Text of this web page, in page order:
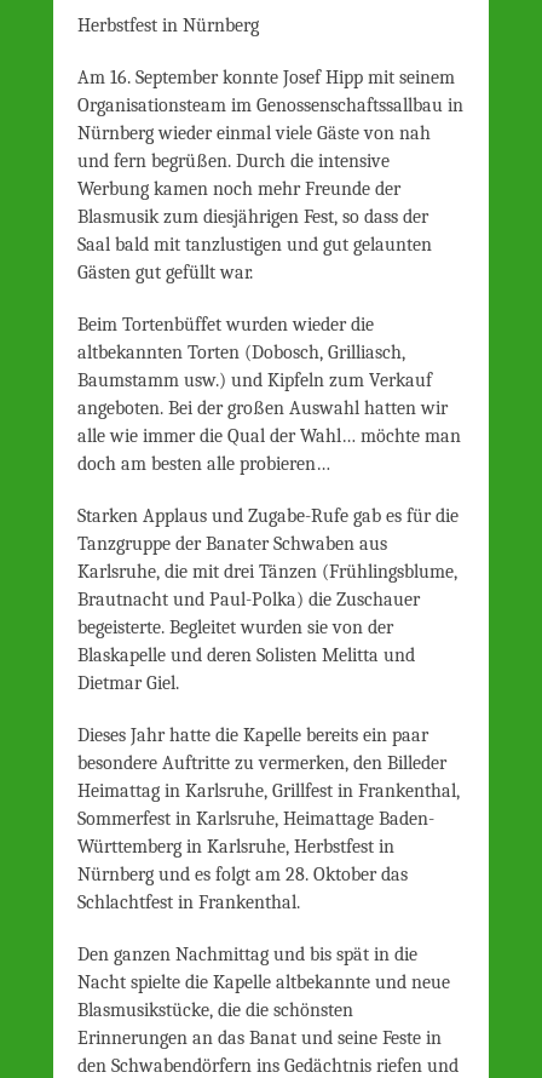
Herbstfest in Nürnberg
Am 16. September konnte Josef Hipp mit seinem
Organisationsteam im Genossenschaftssallbau in
Nürnberg wieder einmal viele Gäste von nah
und fern begrüßen. Durch die intensive
Werbung kamen noch mehr Freunde der
Blasmusik zum diesjährigen Fest, so dass der
Saal bald mit tanzlustigen und gut gelaunten
Gästen gut gefüllt war.
Beim Tortenbüffet wurden wieder die
altbekannten Torten (Dobosch, Grilliasch,
Baumstamm usw.) und Kipfeln zum Verkauf
angeboten. Bei der großen Auswahl hatten wir
alle wie immer die Qual der Wahl… möchte man
doch am besten alle probieren…
Starken Applaus und Zugabe-Rufe gab es für die
Tanzgruppe der Banater Schwaben aus
Karlsruhe, die mit drei Tänzen (Frühlingsblume,
Brautnacht und Paul-Polka) die Zuschauer
begeisterte. Begleitet wurden sie von der
Blaskapelle und deren Solisten Melitta und
Dietmar Giel.
Dieses Jahr hatte die Kapelle bereits ein paar
besondere Auftritte zu vermerken, den Billeder
Heimattag in Karlsruhe, Grillfest in Frankenthal,
Sommerfest in Karlsruhe, Heimattage Baden-
Württemberg in Karlsruhe, Herbstfest in
Nürnberg und es folgt am 28. Oktober das
Schlachtfest in Frankenthal.
Den ganzen Nachmittag und bis spät in die
Nacht spielte die Kapelle altbekannte und neue
Blasmusikstücke, die die schönsten
Erinnerungen an das Banat und seine Feste in
den Schwabendörfern ins Gedächtnis riefen und